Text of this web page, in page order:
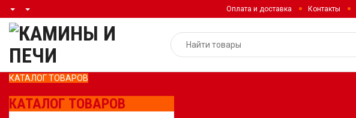
Оплата и доставка Контакты
КАТАЛОГ ТОВАРОВ
КАТАЛОГ ТОВАРОВ